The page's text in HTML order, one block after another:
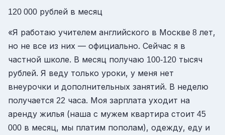
120 000 рублей в месяц
«Я работаю учителем английского в Москве 8 лет,
но не все из них — официально. Сейчас я в
частной школе. В месяц получаю 100-120 тысяч
рублей. Я веду только уроки, у меня нет
внеурочки и дополнительных занятий. В неделю
получается 22 часа. Моя зарплата уходит на
аренду жилья (наша с мужем квартира стоит 45
000 в месяц, мы платим пополам), одежду, еду и